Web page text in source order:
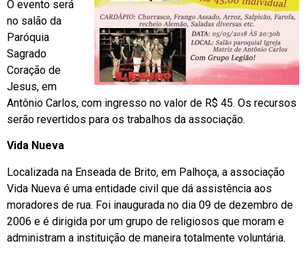
O evento será
no salão da
Paróquia
Sagrado
Coração de
Jesus, em
Antônio Carlos, com ingresso no valor de R$ 45. Os recursos
serão revertidos para os trabalhos da associação.
Vida Nueva
Localizada na Enseada de Brito, em Palhoça, a associação
Vida Nueva é uma entidade civil que dá assistência aos
moradores de rua. Foi inaugurada no dia 09 de dezembro de
2006 e é dirigida por um grupo de religiosos que moram e
administram a instituição de maneira totalmente voluntária.